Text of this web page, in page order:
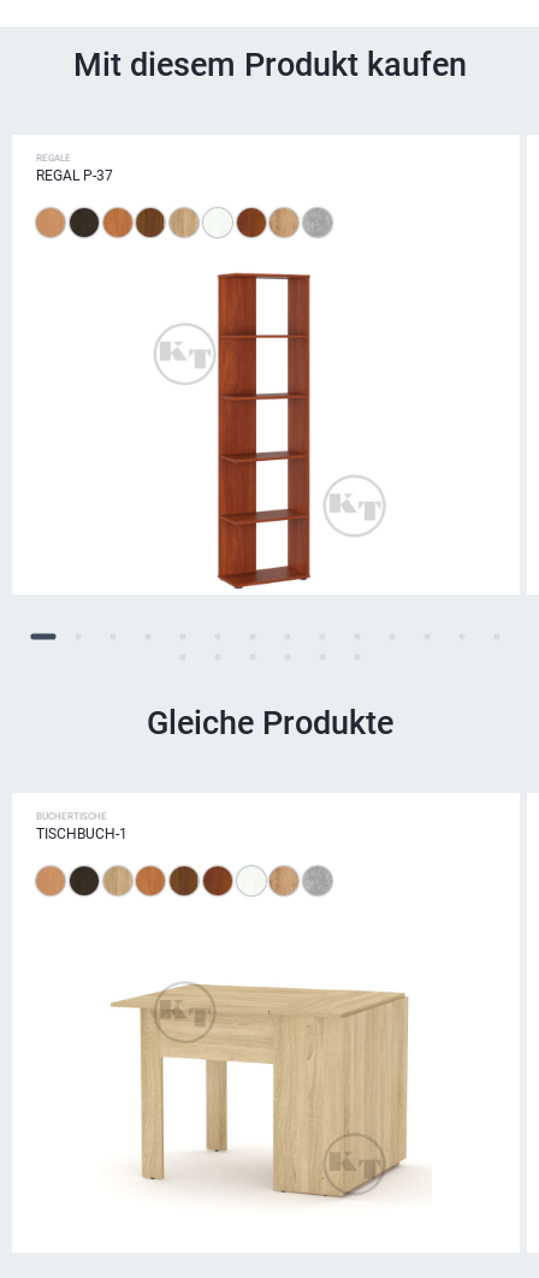
Mit diesem Produkt kaufen
REGALE
REGAL P-37
Gleiche Produkte
BÜCHERTISCHE
TISCHBUCH-1